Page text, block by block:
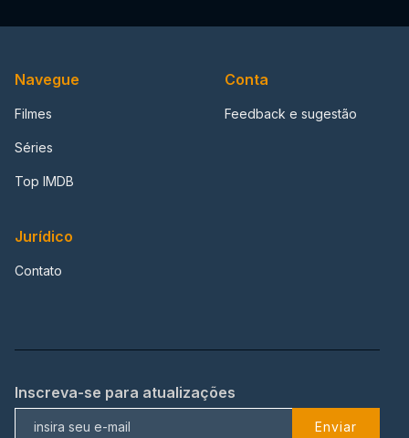
Navegue
Filmes
Séries
Top IMDB
Conta
Feedback e sugestão
Jurídico
Contato
Inscreva-se para atualizações
Enviar